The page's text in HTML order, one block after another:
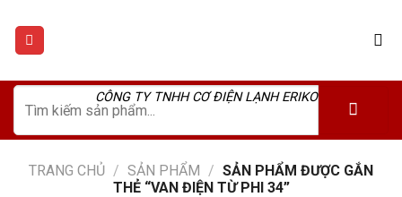
content
CÔNG TY TNHH CƠ ĐIỆN LẠNH ERIKO
kiếm:
TRANG CHỦ / SẢN PHẨM / SẢN PHẨM ĐƯỢC GẮN
THẺ “VAN ĐIỆN TỪ PHI 34”